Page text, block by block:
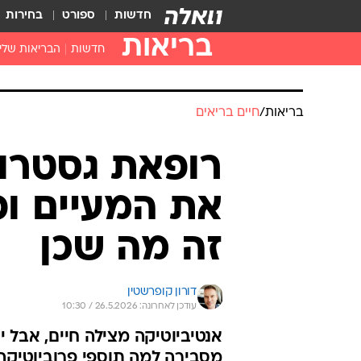
חדשות ספורט בחירות
בריאות חדשות הבריאות שלי
בריאות
בריאות/חיים בריאים
רופאת
את המעיים
זה מה שכן
דורון קופרשטין
עודכן לאחרונה: 26.5.2026 / 10:30
אנטיביוטיקה מצילה חיים, אבל